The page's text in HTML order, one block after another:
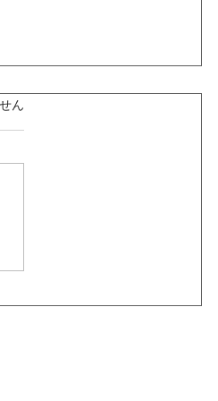
ます。
ん